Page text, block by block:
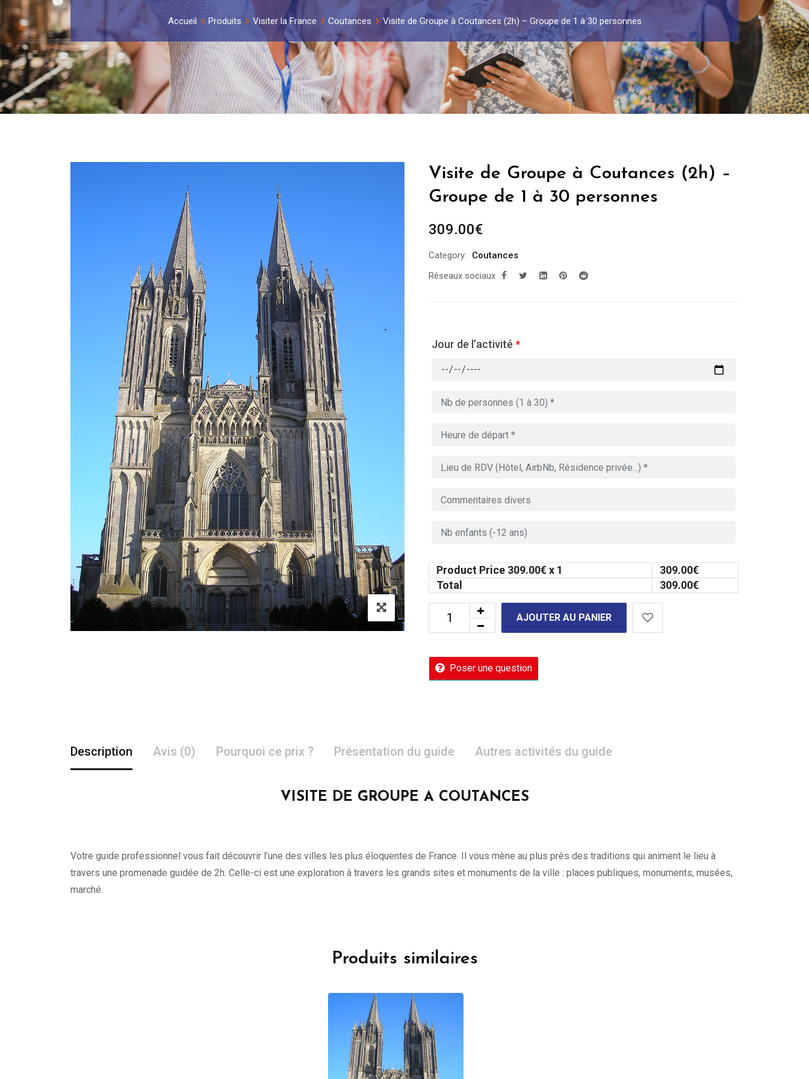
Accueil Produits Visiter la France Coutances Visite de Groupe à Coutances (2h) – Groupe de 1 à 30 personnes
Visite de Groupe à Coutances (2h) –
Groupe de 1 à 30 personnes
309.00€
Category:
Coutances
Réseaux sociaux
Jour de l’activité *
Product Price 309.00€ x 1 309.00€
Total
309.00€
AJOUTER AU PANIER
Poser une question
Description Avis (0) Pourquoi ce prix ? Présentation du guide Autres activités du guide
VISITE DE GROUPE A COUTANCES
Votre guide professionnel vous fait découvrir l’une des villes les plus éloquentes de France. Il vous mène au plus près des traditions qui animent le lieu à
travers une promenade guidée de 2h. Celle-ci est une exploration à travers les grands sites et monuments de la ville : places publiques, monuments, musées,
marché.
Produits similaires